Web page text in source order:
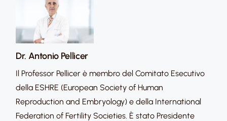
Dr. Antonio Pellicer
Il Professor Pellicer è membro del Comitato Esecutivo
della ESHRE (European Society of Human
Reproduction and Embryology) e della International
Federation of Fertility Societies. È stato Presidente